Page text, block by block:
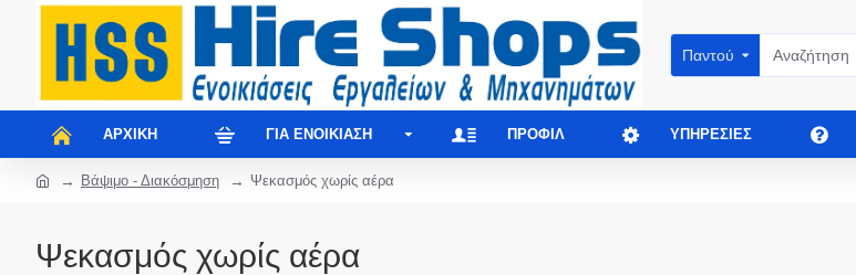
Παντού
ΑΡΧΙΚΉ ΓΙΑ ΕΝΟΙΚΊΑΣΗ ΠΡΟΦΊΛ ΥΠΗΡΕΣΊΕΣ
Βάψιμο - Διακόσμηση Ψεκασμός χωρίς αέρα
Ψεκασμός χωρίς αέρα